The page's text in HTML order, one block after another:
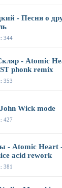
- Песня о
344
- Atomic
phonk remix
353
Wick mode
427
- Atomic Heart
acid rework
381